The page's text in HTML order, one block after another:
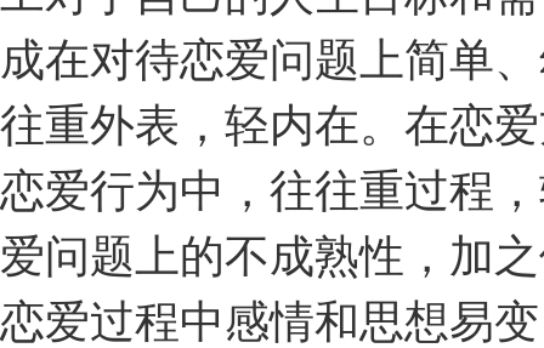
成在对待恋爱问题上简单
往重外表，轻内在。在恋
恋爱行为中，往往重过程
爱问题上的不成熟性，加
恋爱过程中感情和思想易